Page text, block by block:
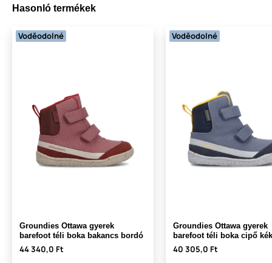
Hasonló termékek
Voděodolné
Groundies Ottawa gyerek
barefoot téli boka bakancs bordó
44 340,0 Ft
Voděodolné
Groundies Ottawa gyerek
barefoot téli boka cipő
40 305,0 Ft